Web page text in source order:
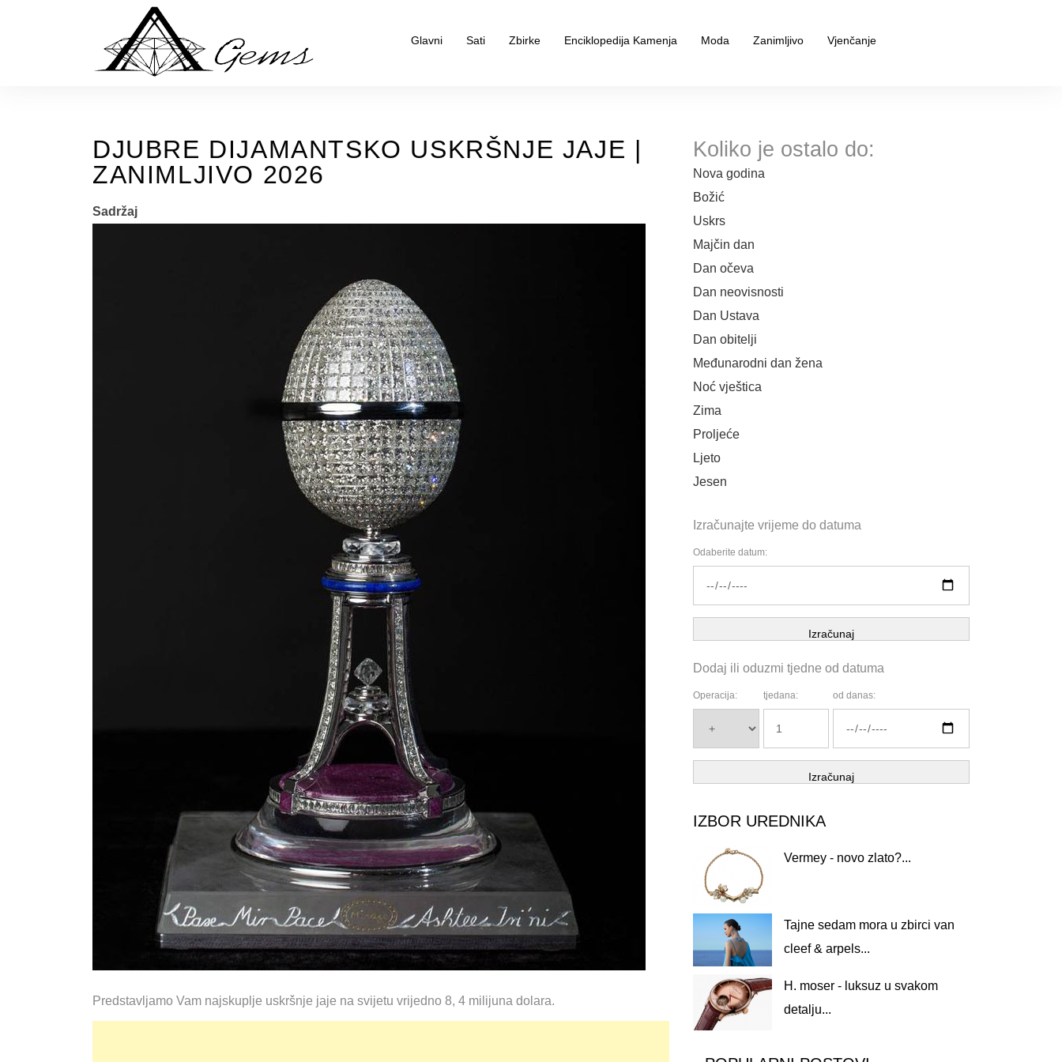
Glavni Sati Zbirke Enciklopedija Kamenja Moda Zanimljivo Vjenčanje
DJUBRE DIJAMANTSKO USKRŠNJE JAJE |
ZANIMLJIVO 2026
Sadržaj
Predstavljamo Vam najskuplje uskršnje jaje na svijetu vrijedno 8, 4 milijuna dolara.
Koliko je ostalo do:
Nova godina
Božić
Uskrs
Majčin dan
Dan očeva
Dan neovisnosti
Dan Ustava
Dan obitelji
Međunarodni dan žena
Noć vještica
Zima
Proljeće
Ljeto
Jesen
Izračunajte vrijeme do datuma
Odaberite datum:
Izračunaj
Dodaj ili oduzmi tjedne od datuma
Operacija: tjedana: od danas:
Izračunaj
IZBOR UREDNIKA
Vermey - novo zlato?...
Tajne sedam mora u zbirci van
cleef & arpels...
H. moser - luksuz u svakom
detalju...